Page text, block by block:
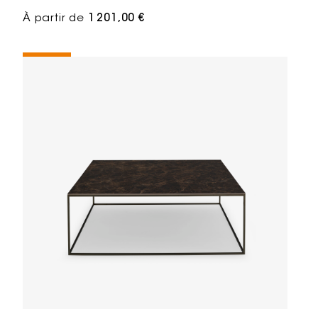
À partir de 1 201,00 €